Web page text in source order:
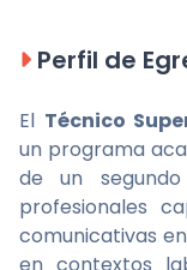
Perfil de
El Técnico
un programa
de un
profesionales
comunicativas